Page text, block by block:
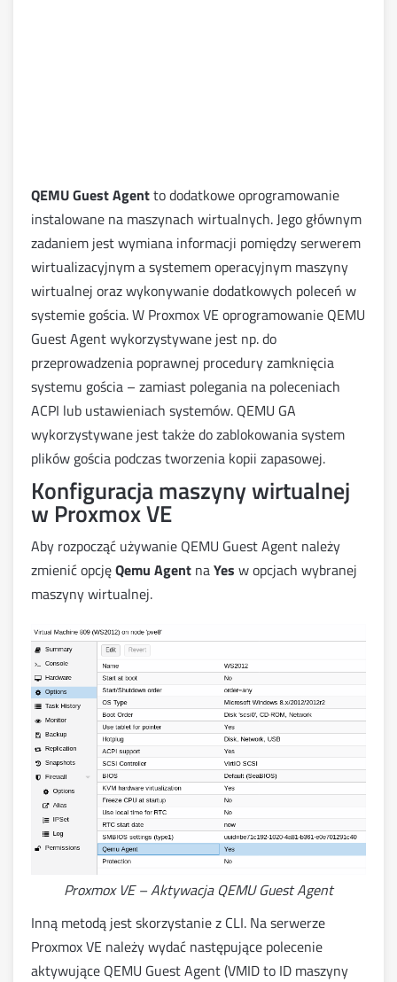
QEMU Guest Agentto dodatkowe oprogramowanie
instalowane na maszynach wirtualnych. Jego głównym
zadaniem jest wymiana informacji pomiędzy serwerem
wirtualizacyjnym a systemem operacyjnym maszyny
wirtualnej oraz wykonywanie dodatkowych poleceń w
systemie gościa. W Proxmox VE oprogramowanie QEMU
Guest Agent wykorzystywane jest np. do
przeprowadzenia poprawnej procedury zamknięcia
systemu gościa – zamiast polegania na poleceniach
ACPI lub ustawieniach systemów. QEMU GA
wykorzystywane jest także do zablokowania system
plików gościa podczas tworzenia kopii zapasowej.
Konfiguracja maszyny wirtualnej
w Proxmox VE
Aby rozpocząć używanie QEMU Guest Agent należy
zmienić opcjęQemu Agent naYes w opcjach wybranej
maszyny wirtualnej.
Proxmox VE – Aktywacja QEMU Guest Agent
Inną metodą jest skorzystanie z CLI. Na serwerze
Proxmox VE należy wydać następujące polecenie
aktywujące QEMU Guest Agent (VMID to ID maszyny